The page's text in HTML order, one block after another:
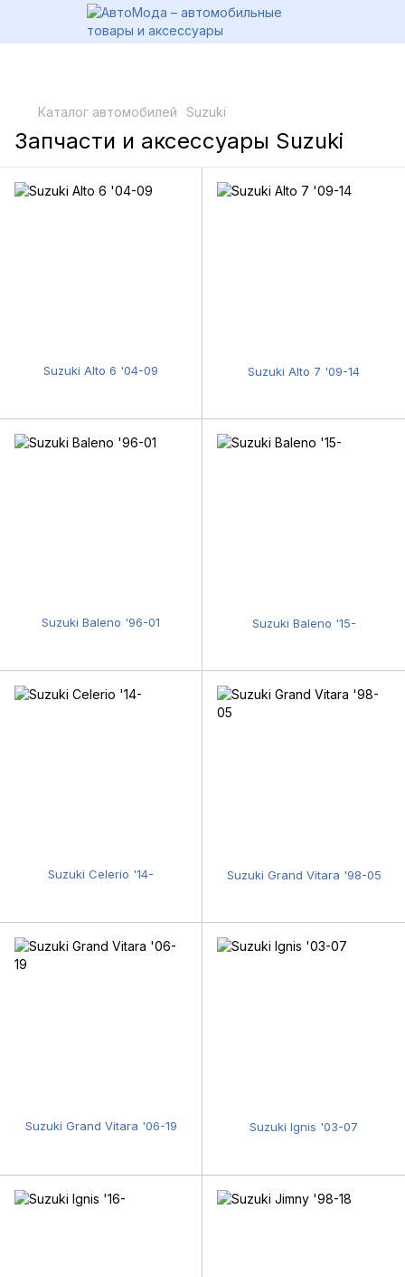
Каталог автомобилей Suzuki
Запчасти и аксессуары Suzuki
Suzuki Alto 6 '04-09 Suzuki Alto 7 '09-14
Suzuki Baleno '96-01 Suzuki Baleno '15-
Suzuki Celerio '14- Suzuki Grand Vitara '98-05
Suzuki Grand Vitara '06-19 Suzuki Ignis '03-07